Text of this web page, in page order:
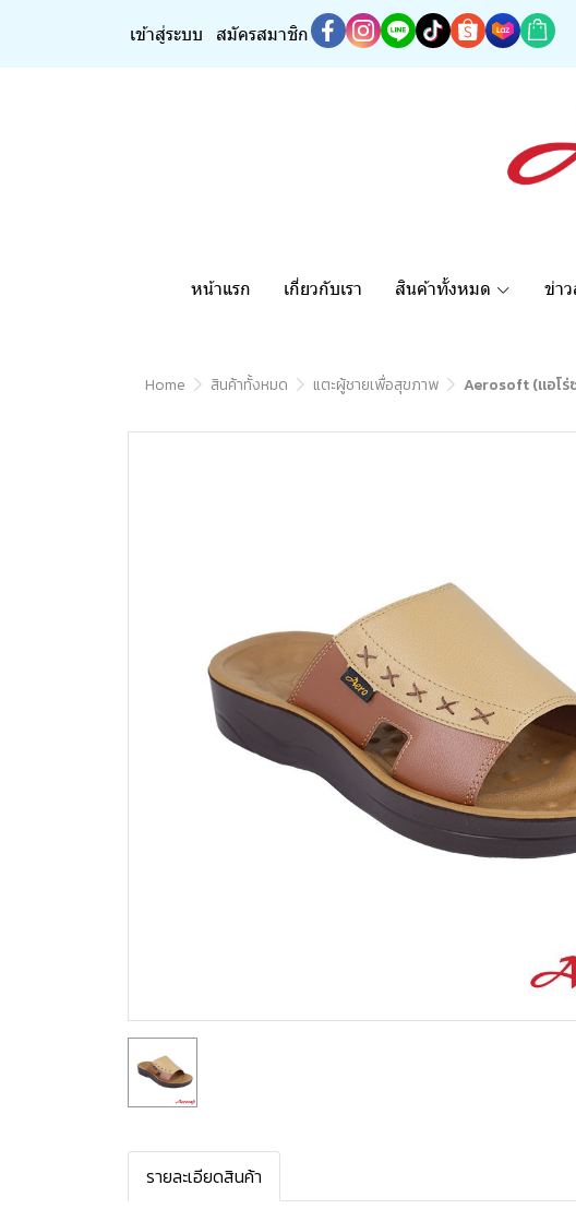
เข้าสู่ระบบ สมัครสมาชิก
หน้าแรก เกี่ยวกับเรา สินค้าทั้งหมด ข่า
Home สินค้าทั้งหมด แตะผู้ชายเพื่อสุขภาพ Aerosoft (แอโร่
รายละเอียดสินค้า